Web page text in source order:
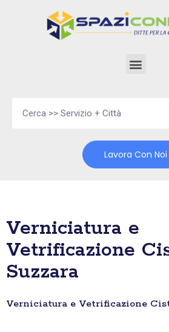
Lavora Con Noi
Verniciatura e
Vetrificazione
Suzzara
Verniciatura e Vetrificazione